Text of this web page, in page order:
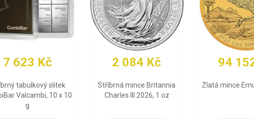
1 oz
93 367 Kč
Zlatá mince Britannia
Charles III 2026, 1 oz
30 465 Kč
Zlatý slitek Valcambi 10 g